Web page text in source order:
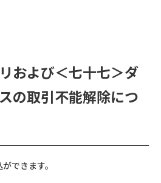
および＜七十七＞ダ
の取引不能解除につ
できます。